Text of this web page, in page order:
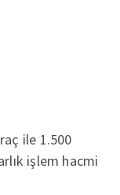
ile 1.500
işlem hacmi